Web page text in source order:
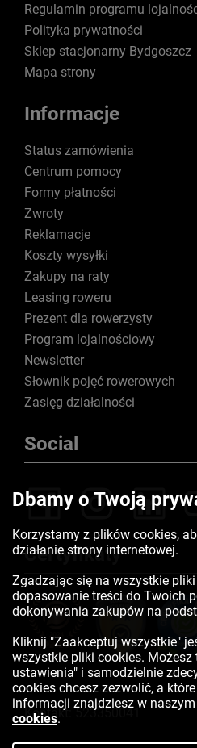
Regulamin programu
Polityka prywatności
Sklep stacjonarny Bydgoszcz
Mapa strony
Informacje
Status zamówienia
Centrum pomocy
Formy płatności
Zwroty
Reklamacje
Koszty wysyłki
Zakupy na raty
Leasing roweru
Prezent dla rowerzysty
Program lojalnościowy
Newsletter
Słownik pojęć rowerowych
Zasięg działalności
Social
Certyfikaty
Kontakt:523350041
Dbamy o Twoją
Korzystamy z plików cookies,
działanie strony internetowej.
Zgadzając się na wszystkie
dopasowanie treści do Twoich
dokonywania zakupów na
Kliknij "Zaakceptuj wszystkie"
wszystkie pliki cookies. Możesz
ustawienia" i samodzielnie
cookies chcesz zezwolić, a które
informacji znajdziesz w naszym
cookies.